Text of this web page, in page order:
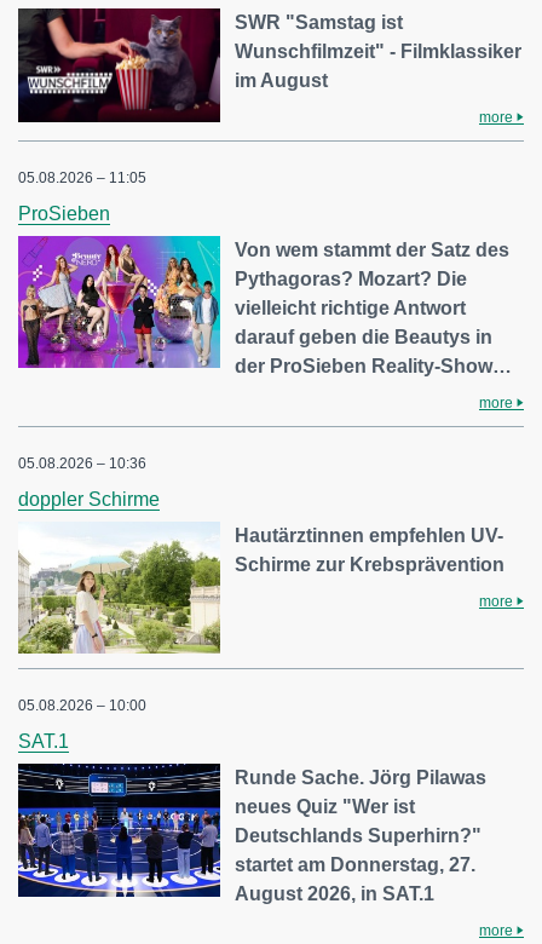
SWR "Samstag ist
Wunschfilmzeit" - Filmklassiker
im August
more
05.08.2026 – 11:05
ProSieben
Von wem stammt der Satz des
Pythagoras? Mozart? Die
vielleicht richtige Antwort
darauf geben die Beautys in
der ProSieben Reality-Show…
more
05.08.2026 – 10:36
doppler Schirme
Hautärztinnen empfehlen UV-
Schirme zur Krebsprävention
more
05.08.2026 – 10:00
SAT.1
Runde Sache. Jörg Pilawas
neues Quiz "Wer ist
Deutschlands Superhirn?"
startet am Donnerstag, 27.
August 2026, in SAT.1
more